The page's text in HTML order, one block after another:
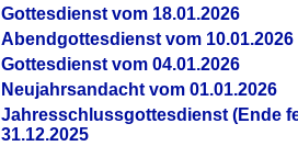
Gottesdienst vom 18.01.2026
Abendgottesdienst vom 10.01.2026
Gottesdienst vom 04.01.2026
Neujahrsandacht vom 01.01.2026
Jahresschlussgottesdienst (Ende
31.12.2025